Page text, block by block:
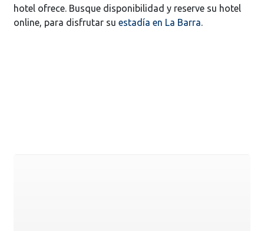
hotel ofrece. Busque disponibilidad y reserve su hotel
online, para disfrutar su estadía en La Barra.